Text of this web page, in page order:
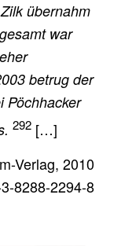
übernahm
war
betrug der
Pöchhacker
292[…]
Verlag, 2010
8288-2294-8